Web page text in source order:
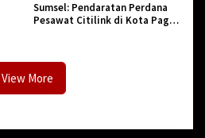
Sumsel: Pendaratan Perdana
Pesawat Citilink di Kota Pagar
View More